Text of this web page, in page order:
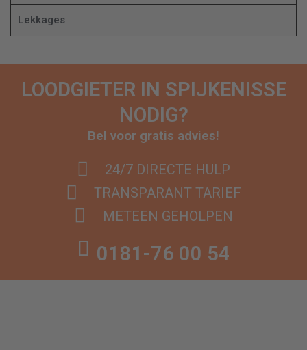
Lekkages
LOODGIETER IN SPIJKENISSE
NODIG?
Bel voor gratis advies!
24/7 DIRECTE HULP
TRANSPARANT TARIEF
METEEN GEHOLPEN
0181-76 00 54